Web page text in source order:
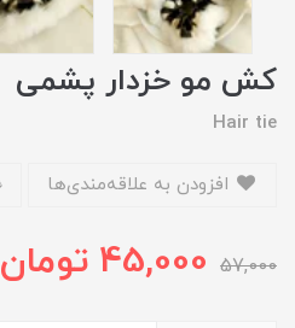
کش مو خزدار پشمی
Hair tie
57,000
45,000 تومان